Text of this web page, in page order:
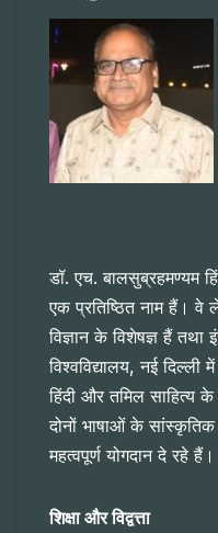
डॉ. एच. बालसुब्रहमण्यम
एक प्रतिष्ठित नाम हैं।
विज्ञान के विशेषज्ञ हैं तथा
विश्वविद्यालय, नई दिल्ली
हिंदी और तमिल साहित्य
दोनों भाषाओं के
महत्वपूर्ण योगदान दे रहे हैं।
शिक्षा और विद्वत्ता